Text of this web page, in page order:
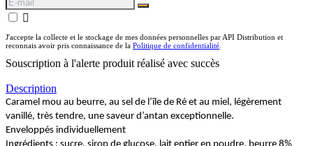

J'accepte la collecte et le stockage de mes données personnelles par API Distribution et
reconnais avoir pris connaissance de la Politique de confidentialité.
Souscription à l'alerte produit réalisé avec succès
Description
Caramel mou au beurre, au sel de l’île de Ré et au miel, légèrement
vanillé, très tendre, une saveur d’antan exceptionnelle.
Enveloppés individuellement